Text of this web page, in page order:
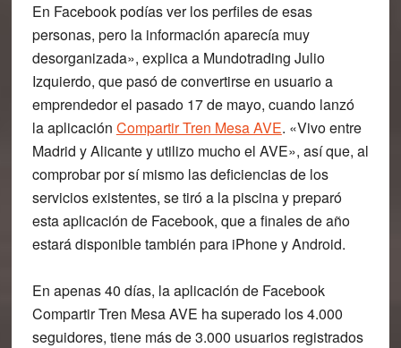
En Facebook podías ver los perfiles de esas
personas, pero la información aparecía muy
desorganizada», explica a Mundotrading Julio
Izquierdo, que pasó de convertirse en usuario a
emprendedor el pasado 17 de mayo, cuando lanzó
la aplicación Compartir Tren Mesa AVE. «Vivo entre
Madrid y Alicante y utilizo mucho el AVE», así que, al
comprobar por sí mismo las deficiencias de los
servicios existentes, se tiró a la piscina y preparó
esta aplicación de Facebook, quea finales de año
estará disponible también para iPhone y Android.
En apenas 40 días, la aplicación de Facebook
Compartir Tren Mesa AVE ha superado los 4.000
seguidores, tiene más de 3.000 usuarios registrados